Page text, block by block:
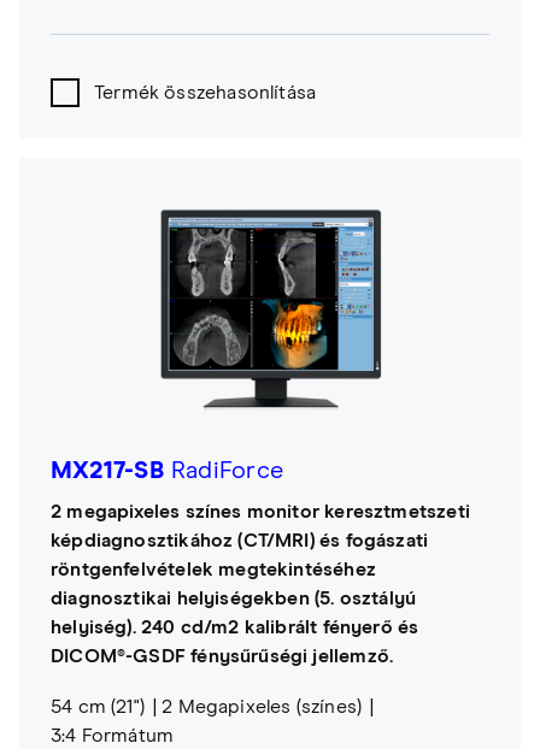
Termék összehasonlítása
MX217-SBRadiForce
2 megapixeles színes monitor keresztmetszeti
képdiagnosztikához (CT/MRI) és fogászati
röntgenfelvételek megtekintéséhez
diagnosztikai helyiségekben (5. osztályú
helyiség). 240 cd/m2 kalibrált fényerő és
DICOM®-GSDF fénysűrűségi jellemző.
54 cm (21")
2 Megapixeles (színes)
3:4 Formátum